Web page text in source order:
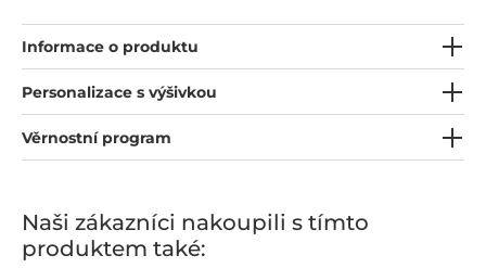
Informace o produktu
Personalizace s výšivkou
Věrnostní program
Naši zákazníci nakoupili s tímto
produktem také: